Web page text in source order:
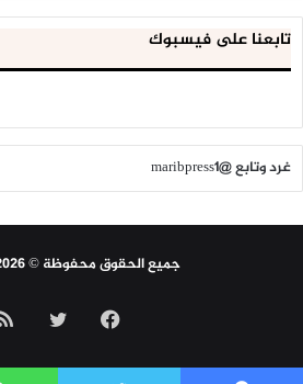
تابعنا على فيسبوك
غرد وتابع @maribpress1
جميع الحقوق محفوظة © 2026-مأرب نت
فيسبوك تويتر